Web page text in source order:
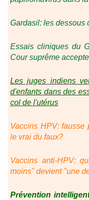
Gardasil: les dessous
Essais cliniques du
Cour suprême
Les juges indiens
d'enfants dans des
col de l'utérus
Vaccins HPV: fausse
le vrai du faux?
Vaccins anti-HPV:
moins" devient "une
Prévention